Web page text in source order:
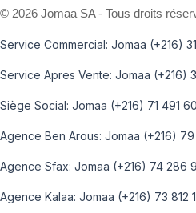
© 2026 Jomaa SA - Tous droits
Service Commercial: Jomaa (+216)
Service Apres Vente: Jomaa (+216)
Siège Social: Jomaa (+216) 71 491
Agence Ben Arous: Jomaa (+216)
Agence Sfax: Jomaa (+216) 74 286
Agence Kalaa: Jomaa (+216) 73 812